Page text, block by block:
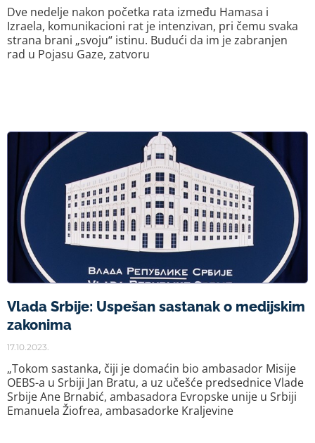
Dve nedelje nakon početka rata između Hamasa i
Izraela, komunikacioni rat je intenzivan, pri čemu svaka
strana brani „svoju“ istinu. Budući da im je zabranjen
rad u Pojasu Gaze, zatvoru
Vlada Srbije: Uspešan sastanak o medijskim
zakonima
17.10.2023.
„Tokom sastanka, čiji je domaćin bio ambasador Misije
OEBS-a u Srbiji Jan Bratu, a uz učešće predsednice Vlade
Srbije Ane Brnabić, ambasadora Evropske unije u Srbiji
Emanuela Žiofrea, ambasadorke Kraljevine